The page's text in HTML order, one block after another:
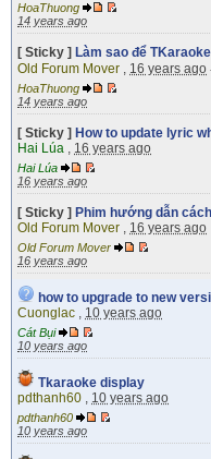
HoaThuong
14 years ago
[ Sticky ] Làm sao để
Old Forum Mover , 16 years ago
HoaThuong
14 years ago
[ Sticky ] How to update lyric
Hai Lúa , 16 years ago
Hai Lúa
16 years ago
[ Sticky ] Phim hướng dẫn
Old Forum Mover , 16 years ago
Old Forum Mover
16 years ago
how to upgrade to new
Cuonglac , 10 years ago
Cát Bụi
10 years ago
Tkaraoke display
pdthanh60 , 10 years ago
pdthanh60
10 years ago